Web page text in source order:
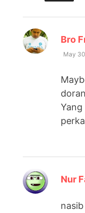
Bro
May
Yang
Nur